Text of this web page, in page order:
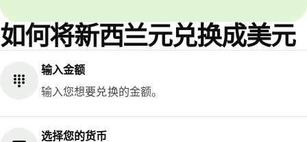
如何将新西兰元兑换成美元
输入金额
输入您想要兑换的金额。
选择您的货币